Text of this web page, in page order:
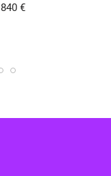
840 €